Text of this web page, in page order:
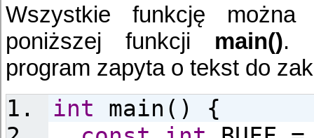
Wszystkie funkcję
poniższej funkcji main().
program zapyta o tekst do
int main() {